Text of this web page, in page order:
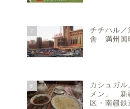
7
チチハル／
舎 満州国
8
カシュガ
メン」 新
区・南疆